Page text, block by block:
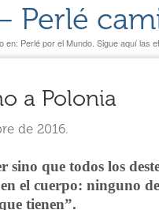
Perlé
en: Perlé por el Mundo. Sigue aquí las
a Polonia
de 2016.
sino que todos los
el cuerpo: ninguno
tienen”.